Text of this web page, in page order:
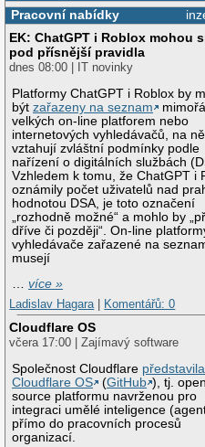
Pracovní nabídky
EK: ChatGPT i Roblox mohou
pod přísnější pravidla
dnes 08:00 | IT novinky
Platformy ChatGPT i Roblox by
býtzařazeny na seznam
velkých on-line platforem nebo
internetových vyhledávačů, na
vztahují zvláštní podmínky podle
nařízení o digitálních službách
Vzhledem k tomu, že ChatGPT i
oznámily počet uživatelů nad
hodnotou DSA, je toto označení
„rozhodně možné“ a mohlo by
dříve či později“. On-line
vyhledávače zařazené na
musejí
…více »
Ladislav Hagara
Komentářů: 0
Cloudflare OS
včera 17:00 | Zajímavý software
Společnost Cloudflare představila
Cloudflare OS
(GitHub ), tj. open
source platformu navrženou pro
integraci umělé inteligence
přímo do pracovních procesů
organizací.